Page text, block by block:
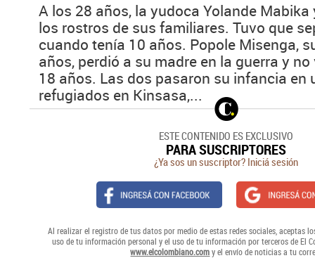
A los 28 años, la yudoca Yolande
los rostros de sus familiares. Tuvo que
cuando tenía 10 años. Popole Misenga,
años, perdió a su madre en la guerra y
18 años. Las dos pasaron su infancia en
refugiados en Kinsasa,...
ESTE CONTENIDO ES EXCLUSIVO
PARA SUSCRIPTORES
¿Ya sos un suscriptor? Iniciá sesión
Al realizar el registro de tus datos por medio de estas redes sociales, aceptas
uso de tu información personal y el uso de tu información por terceros de El
www.elcolombiano.comy el envío de noticias a tu